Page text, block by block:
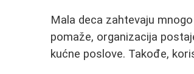
Mala deca zahtevaju
pomaže, organizacija
kućne poslove. Takođe,